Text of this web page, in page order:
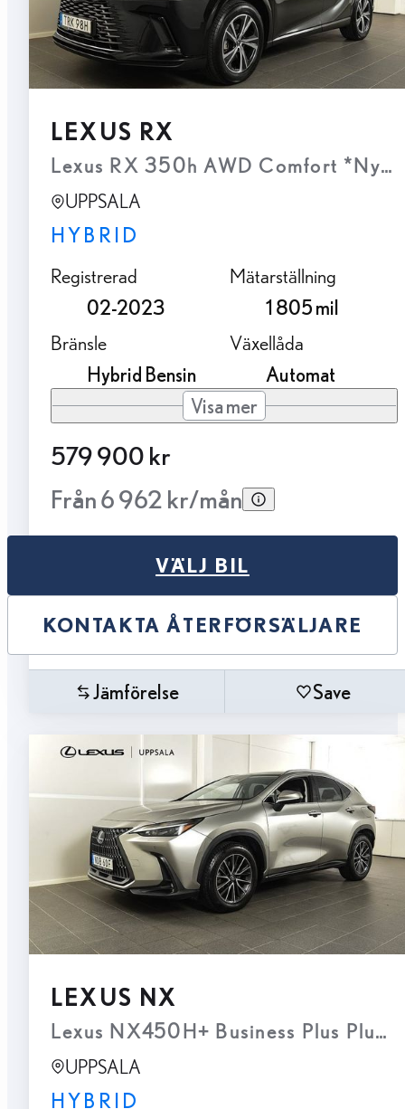
LEXUS RX
Lexus RX 350h AWD Comfort *Nya
UPPSALA
HYBRID
Registrerad
02-2023
Mätarställning
1 805 mil
Bränsle
Hybrid Bensin
Växellåda
Automat
Visa mer
579 900 kr
Från 6 962 kr/mån
VÄLJ BIL
KONTAKTA ÅTERFÖRSÄLJARE
Jämförelse Save
LEXUS NX
Lexus NX450H+ Business Plus Plug-
UPPSALA
HYBRID